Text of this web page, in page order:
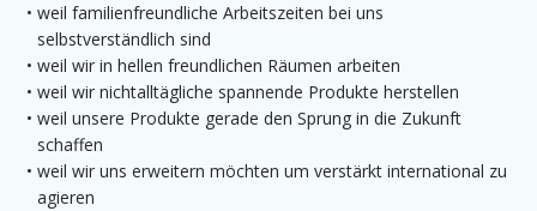
weil familienfreundliche Arbeitszeiten bei uns
selbstverständlich sind
weil wir in hellen freundlichen Räumen arbeiten
weil wir nichtalltägliche spannende Produkte herstellen
weil unsere Produkte gerade den Sprung in die Zukunft
schaffen
weil wir uns erweitern möchten um verstärkt international zu
agieren